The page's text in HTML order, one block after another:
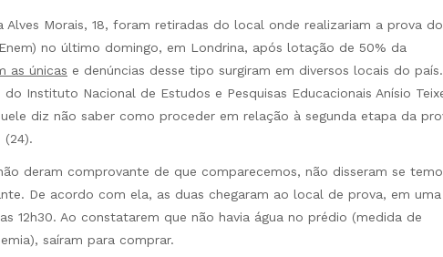
Alves Morais, 18, foram retiradas do local onde realizariam a prova do
no último domingo, em Londrina, após lotação de 50% da
as únicas e denúncias desse tipo surgiram em diversos locais do país.
Instituto Nacional de Estudos e Pesquisas Educacionais Anísio
diz não saber como proceder em relação à segunda etapa da
(24).
deram comprovante de que comparecemos, não disseram se
De acordo com ela, as duas chegaram ao local de prova, em uma
12h30. Ao constatarem que não havia água no prédio (medida de
saíram para comprar.